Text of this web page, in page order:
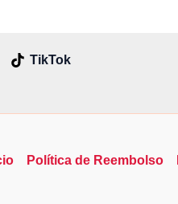
TikTok
Política de Reembolso